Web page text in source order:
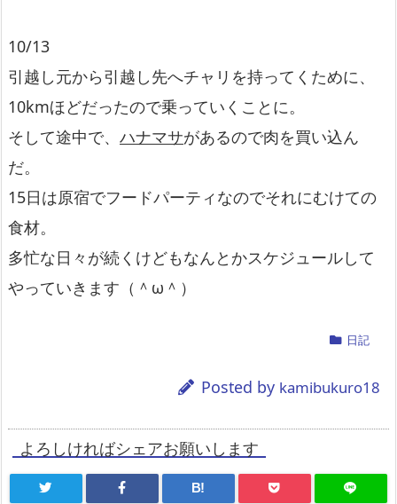
10/13
引越し元から引越し先へチャリを持ってくために、
10kmほどだったので乗っていくことに。
そして途中で、 ハナマサがあるので肉を買い込ん
だ。
15日は原宿でフードパーティなのでそれにむけての
食材。
多忙な日々が続くけどもなんとかスケジュールして
やっていきます（＾ω＾）
日記
Posted by kamibukuro18
よろしければシェアお願いします
B!